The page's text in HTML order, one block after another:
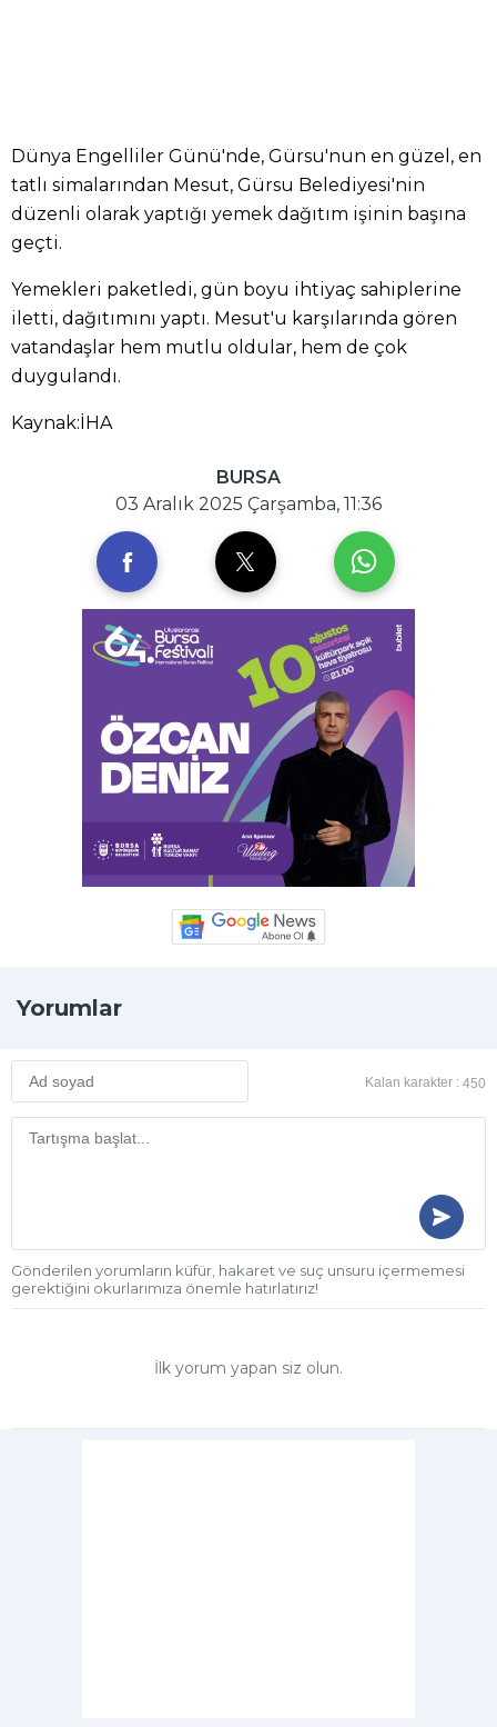
Dünya Engelliler Günü'nde, Gürsu'nun en güzel, en
tatlı simalarından Mesut, Gürsu Belediyesi'nin
düzenli olarak yaptığı yemek dağıtım işinin başına
geçti.
Yemekleri paketledi, gün boyu ihtiyaç sahiplerine
iletti, dağıtımını yaptı. Mesut'u karşılarında gören
vatandaşlar hem mutlu oldular, hem de çok
duygulandı.
Kaynak:İHA
BURSA
03 Aralık 2025 Çarşamba, 11:36
Yorumlar
Kalan karakter : 450
Gönderilen yorumların küfür, hakaret ve suç unsuru içermemesi
gerektiğini okurlarımıza önemle hatırlatırız!
İlk yorum yapan siz olun.